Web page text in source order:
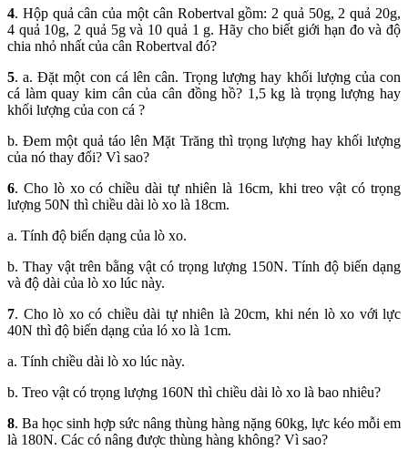
4. Hộp quả cân của một cân Robertval gồm: 2 quả 50g, 2 quả 20g,
4 quả 10g, 2 quả 5g và 10 quả 1 g. Hãy cho biết giới hạn đo và độ
chia nhỏ nhất của cân Robertval đó?
5. a. Đặt một con cá lên cân. Trọng lượng hay khối lượng của con
cá làm quay kim cân của cân đồng hồ? 1,5 kg là trọng lượng hay
khối lượng của con cá ?
b. Đem một quả táo lên Mặt Trăng thì trọng lượng hay khối lượng
của nó thay đổi? Vì sao?
6. Cho lò xo có chiều dài tự nhiên là 16cm, khi treo vật có trọng
lượng 50N thì chiều dài lò xo là 18cm.
a. Tính độ biến dạng của lò xo.
b. Thay vật trên bằng vật có trọng lượng 150N. Tính độ biến dạng
và độ dài của lò xo lúc này.
7. Cho lò xo có chiều dài tự nhiên là 20cm, khi nén lò xo với lực
40N thì độ biến dạng của ló xo là 1cm.
a. Tính chiều dài lò xo lúc này.
b. Treo vật có trọng lượng 160N thì chiều dài lò xo là bao nhiêu?
8. Ba học sinh hợp sức nâng thùng hàng nặng 60kg, lực kéo mỗi em
là 180N. Các có nâng được thùng hàng không? Vì sao?